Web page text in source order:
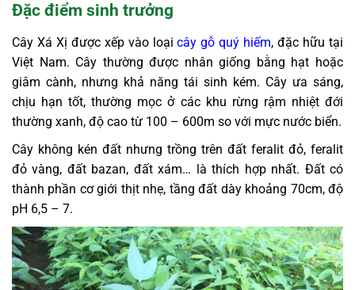
Đặc điểm sinh trưởng
Cây Xá Xị được xếp vào loạicây gỗ quý hiếm, đặc hữu tại
Việt Nam. Cây thường được nhân giống bằng hạt hoặc
giâm cành, nhưng khả năng tái sinh kém. Cây ưa sáng,
chịu hạn tốt, thường mọc ở các khu rừng rậm nhiệt đới
thường xanh, độ cao từ 100 – 600m so với mực nước biển.
Cây không kén đất nhưng trồng trên đất feralit đỏ, feralit
đỏ vàng, đất bazan, đất xám… là thích hợp nhất. Đất có
thành phần cơ giới thịt nhẹ, tầng đất dày khoảng 70cm, độ
pH 6,5 – 7.